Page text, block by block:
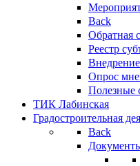
Back
Обратная
Реестр
Опрос
Полезные
ТИК Лабинская
Градостроительная
Back